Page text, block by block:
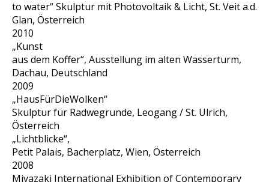
to water“ Skulptur mit Photovoltaik & Licht, St. Veit a.d.
Glan, Österreich
2010
„Kunst
aus dem Koffer“, Ausstellung im alten Wasserturm,
Dachau, Deutschland
2009
„HausFürDieWolken“
Skulptur für Radwegrunde, Leogang / St. Ulrich,
Österreich
„Lichtblicke“,
Petit Palais, Bacherplatz, Wien, Österreich
2008
Miyazaki International Exhibition of Contemporary